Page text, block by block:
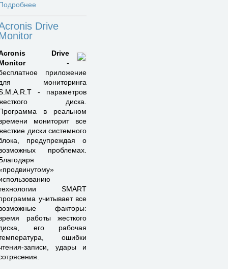
Drive
Drive
-
приложение
мониторинга
- параметров
диска.
в реальном
мониторит все
диски системного
предупреждая о
проблемах.
SMART
учитывает все
факторы:
работы жесткого
его рабочая
ошибки
записи, удары и